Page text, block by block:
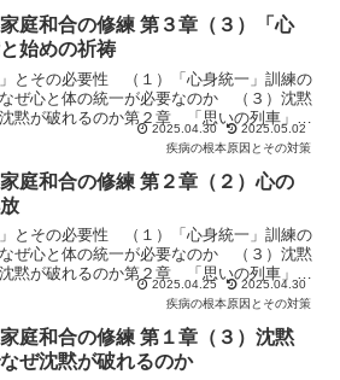
庭和合の修練 第３章（３）「心
始めの祈祷
とその必要性 （１）「心身統一」訓練の
ぜ心と体の統一が必要なのか （３）沈黙
黙が破れるのか第２章 「思いの列車」か
１）「思いの列車」から降りて「...
2025.04.30
2025.05.02
疾病の根本原因とその対策
庭和合の修練 第２章（２）心の
とその必要性 （１）「心身統一」訓練の
ぜ心と体の統一が必要なのか （３）沈黙
黙が破れるのか第２章 「思いの列車」か
１）「思いの列車」から降りて「...
2025.04.25
2025.04.30
疾病の根本原因とその対策
庭和合の修練 第１章（３）沈黙
ぜ沈黙が破れるのか